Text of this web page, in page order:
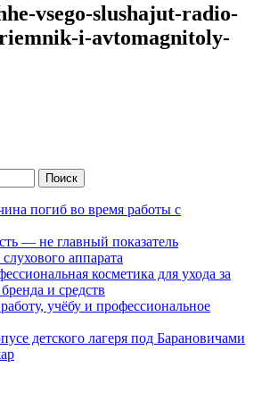
vsego-slushajut-radio-
i-avtomagnitoly-
погиб во время работы с
— не главный показатель
аппарата
косметика для ухода за
и средств
учёбу и профессиональное
детского лагеря под Барановичами